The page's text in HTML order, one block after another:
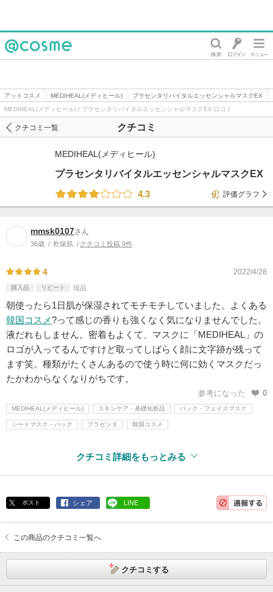
アットコスメ MEDIHEAL(メディヒール) プラセンタリバイタルエッセンシャルマスクEX
MEDIHEAL(メディヒール) / プラセンタリバイタルエッセンシャルマスクEX 口コミ
クチコミ
クチコミ一覧
MEDIHEAL(メディヒール)
プラセンタリバイタルエッセンシャルマスクEX
4.3
評価グラフ
mmsk0107さん
36歳 乾燥肌 クチコミ投稿 9件
4 2022/4/28
購入品 リピート 現品
朝使ったら1日肌が保湿されてモチモチしていました。よくある
韓国コスメ?って感じの香りも強くなく気になりませんでした。
液だれもしません。密着もよくて、マスクに「MEDIHEAL」の
ロゴが入ってるんですけど取ってしばらく顔に文字跡が残って
ます笑。種類がたくさんあるので使う時に何に効くマスクだっ
たかわからなくなりがちです。
参考になった 0
MEDIHEAL(メディヒール) スキンケア・基礎化粧品 パック・フェイスマスク
シートマスク・パック プラセンタ 韓国コスメ
クチコミ詳細をもっとみる
ポスト シェア LINE
この商品のクチコミ一覧へ
クチコミする